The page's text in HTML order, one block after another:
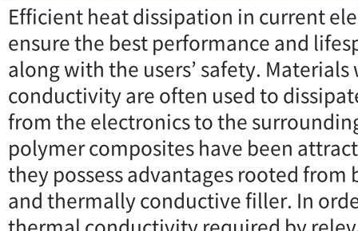
Efficient heat dissipation in current
ensure the best performance and
along with the users’ safety.
conductivity are often used to
from the electronics to the
polymer composites have been
they possess advantages rooted
and thermally conductive filler. In